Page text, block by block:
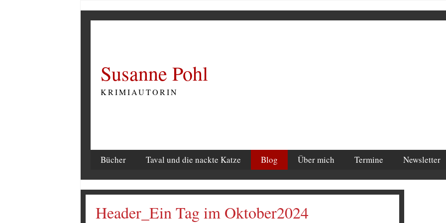
Susanne Pohl
KRIMIAUTORIN
Bücher Taval und die nackte Katze Blog Über mich Termine Newsletter
Header_Ein Tag im Oktober2024